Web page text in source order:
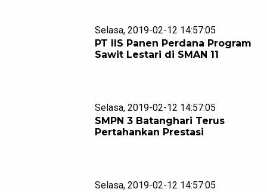
Selasa, 2019-02-12 14:57:05
PT IIS Panen Perdana Program
Sawit Lestari di SMAN 11
Selasa, 2019-02-12 14:57:05
SMPN 3 Batanghari Terus
Pertahankan Prestasi
Selasa, 2019-02-12 14:57:05